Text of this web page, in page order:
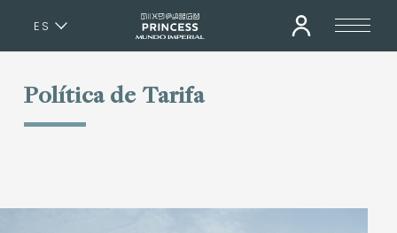
ES
EN
Política de Tarifa